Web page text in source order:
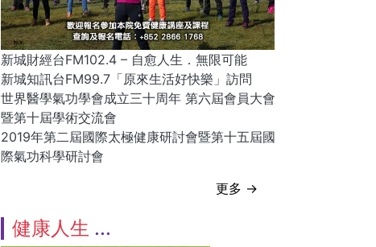
新城財經台FM102.4 – 自愈人生．無限可能
新城知訊台FM99.7「原來生活好快樂」訪問
世界醫學氣功學會成立三十周年 第六屆會員大會
暨第十屆學術交流會
2019年第二屆國際太極健康研討會暨第十五屆國
際氣功科學研討會
更多 →
健康人生